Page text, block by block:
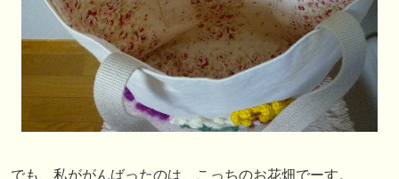
でも、私ががんばったのは、こっちのお花畑でーす。